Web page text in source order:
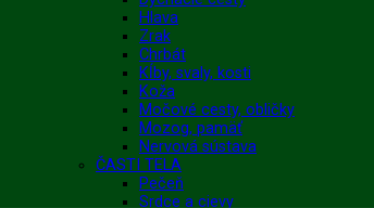
Hlava
Zrak
Chrbát
Kĺby, svaly, kosti
Koža
Močové cesty, obličky
Mozog, pamäť
Nervová sústava
ČASTI TELA
Pečeň
Srdce a cievy